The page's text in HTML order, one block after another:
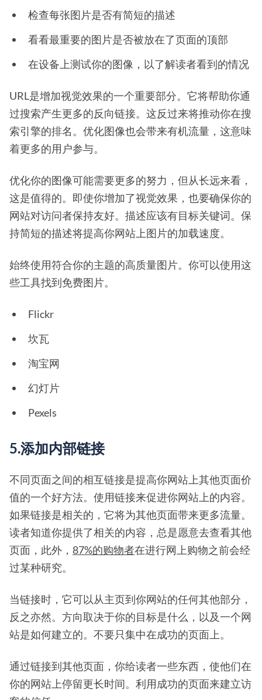
检查每张图片是否有简短的描述
看看最重要的图片是否被放在了页面的顶部
在设备上测试你的图像，以了解读者看到的情况
URL是增加视觉效果的一个重要部分。它将帮助你通
过搜索产生更多的反向链接。这反过来将推动你在搜
索引擎的排名。优化图像也会带来有机流量，这意味
着更多的用户参与。
优化你的图像可能需要更多的努力，但从长远来看，
这是值得的。即使你增加了视觉效果，也要确保你的
网站对访问者保持友好。描述应该有目标关键词。保
持简短的描述将提高你网站上图片的加载速度。
始终使用符合你的主题的高质量图片。你可以使用这
些工具找到免费图片。
Flickr
坎瓦
淘宝网
幻灯片
Pexels
5.添加内部链接
不同页面之间的相互链接是提高你网站上其他页面价
值的一个好方法。使用链接来促进你网站上的内容。
如果链接是相关的，它将为其他页面带来更多流量。
读者知道你提供了相关的内容，总是愿意去查看其他
页面，此外， 87%的购物者在进行网上购物之前会经
过某种研究。
当链接时，它可以从主页到你网站的任何其他部分，
反之亦然。方向取决于你的目标是什么，以及一个网
站是如何建立的。不要只集中在成功的页面上。
通过链接到其他页面，你给读者一些东西，使他们在
你的网站上停留更长时间。利用成功的页面来建立访